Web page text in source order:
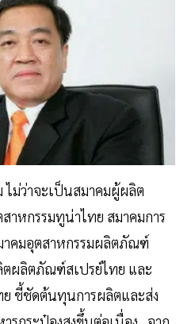
ไม่ว่าจะเป็นสมาคมผู้ผลิต
าหกรรมทูน่าไทย สมาคมการ
าคมอุตสาหกรรมผลิตภัณฑ์
ผลิตภัณฑ์สเปรย์ไทย และ
ชี้ชัดต้นทุนการผลิตและส่ง